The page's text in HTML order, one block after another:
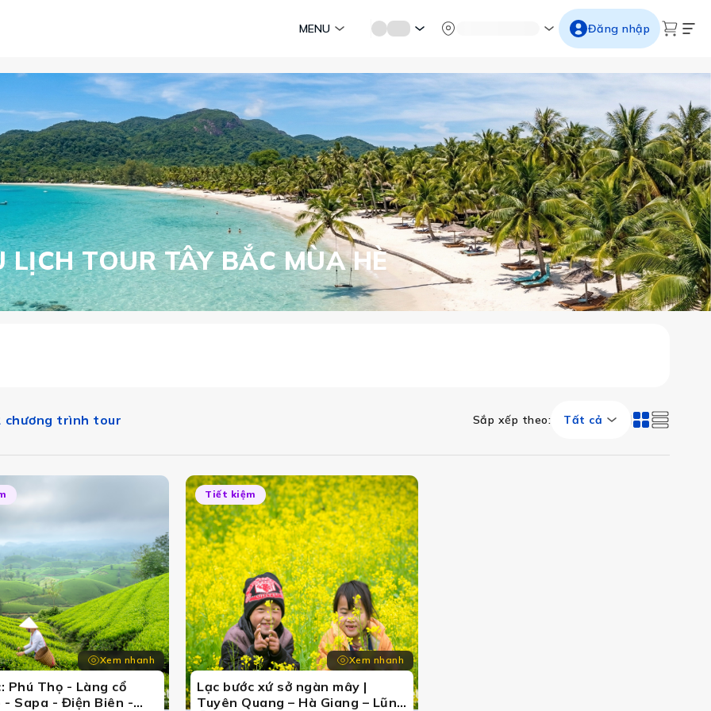
MENU Đăng nhập
visa
Vietravel MICE
Vietravel Loyalty
Hành trình Caravan
Du lịch Tour Tây Bắc mùa hè
mờ sương, Mộc Châu xanh mát đến Điện Biên Phủ lịch sử, du lịch Tây Bắc mang đến những trải nghiệm
LỊCH TOUR TÂY BẮC MÙA HÈ
chương trình tour Sắp xếp theo: Tất cả
Xem nhanh
Phú Thọ - Làng cổ
- Sapa - Điện Biên -
Tiết kiệm
Xem nhanh
Lạc bước xứ sở ngàn mây |
Tuyên Quang – Hà Giang – Lũng
Từ cố đô đến thành thăng longNgắm hoa